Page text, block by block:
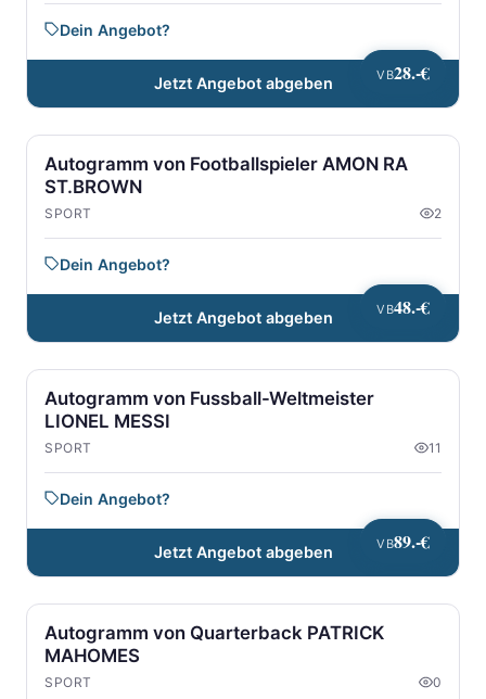
VB28.-€
Dein Angebot?
Jetzt Angebot abgeben
VB48.-€
Autogramm von Footballspieler AMON RA
ST.BROWN
SPORT 2
Dein Angebot?
Jetzt Angebot abgeben
VB89.-€
Autogramm von Fussball-Weltmeister
LIONEL MESSI
SPORT 11
Dein Angebot?
Jetzt Angebot abgeben
Autogramm von Quarterback PATRICK
MAHOMES
SPORT 0